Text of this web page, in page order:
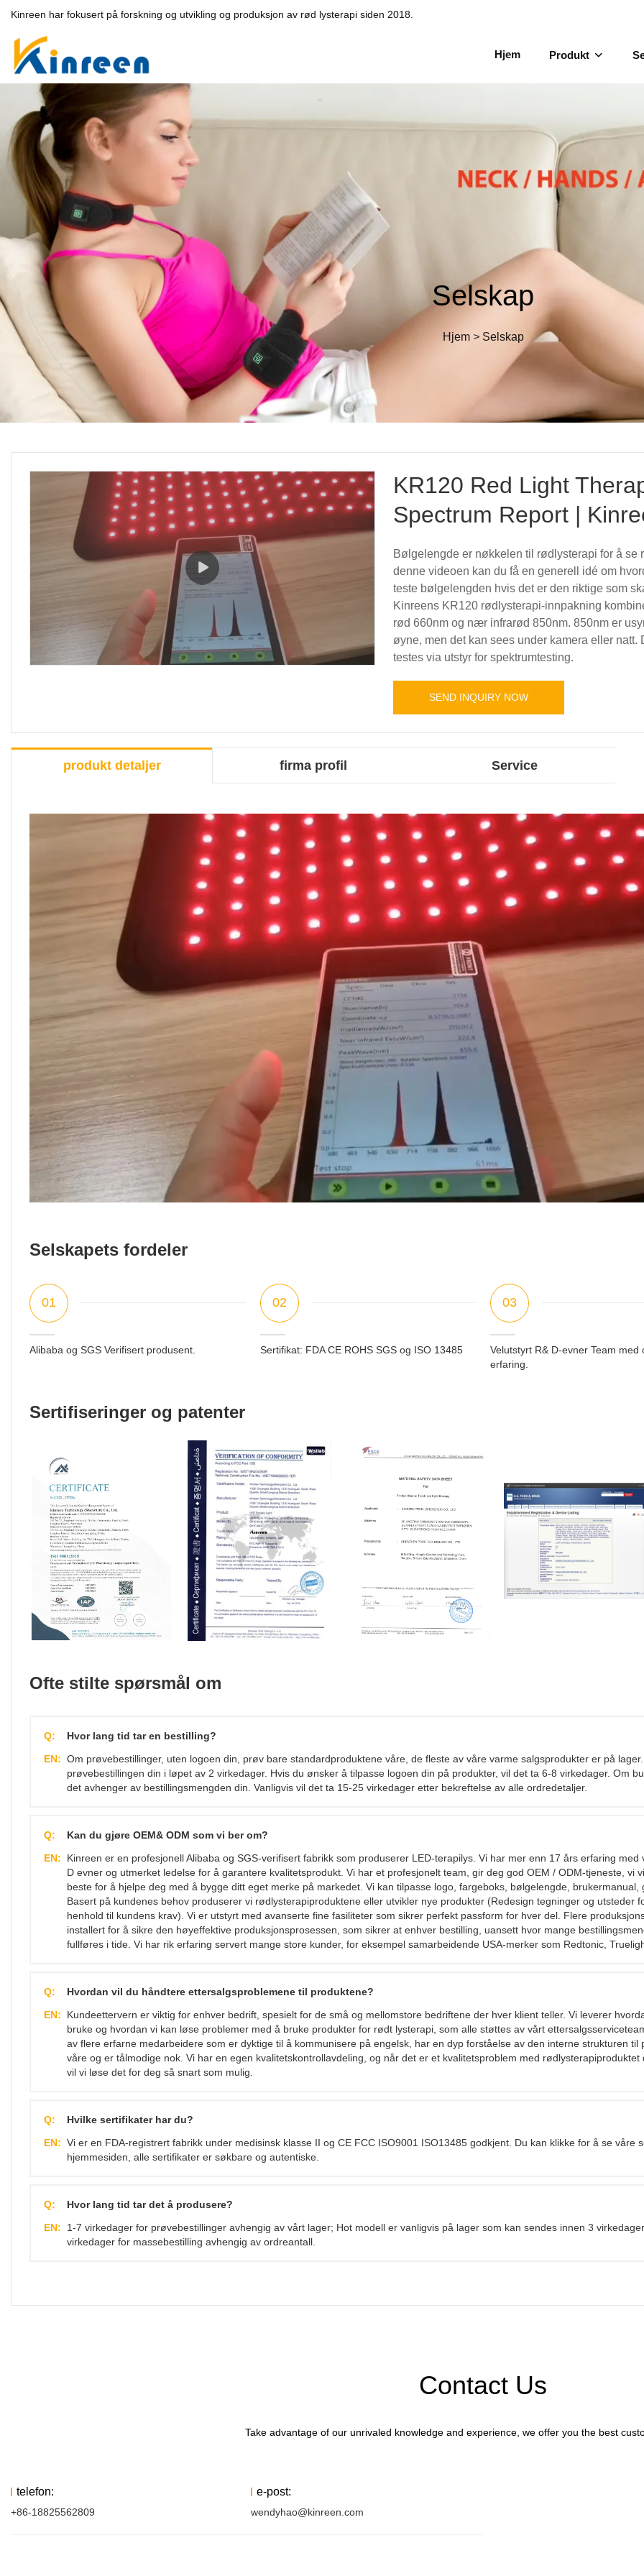
Kinreen har fokusert på forskning og utvikling og produksjon av rød lysterapi siden 2018.
Hjem Produkt
Selskap
Hjem > Selskap
KR120 Red Light
Spectrum Report |
Bølgelengde er nøkkelen til rødlysterapi for å se
denne videoen kan du få en generell idé om
teste bølgelengden hvis det er den riktige som
Kinreens KR120 rødlysterapi-innpakning
rød 660nm og nær infrarød 850nm. 850nm er
øyne, men det kan sees under kamera eller natt.
testes via utstyr for spektrumtesting.
SEND INQUIRY NOW
produkt detaljer firma profil Service
Selskapets fordeler
01
Alibaba og SGS Verifisert produsent.
02
Sertifikat: FDA CE ROHS SGS og ISO 13485
03
Velutstyrt R& D-evner Team med
erfaring.
Sertifiseringer og patenter
Ofte stilte spørsmål om
Q:
Hvor lang tid tar en bestilling?
EN: Om prøvebestillinger, uten logoen din, prøv bare standardproduktene våre, de fleste av våre varme salgsprodukter er på
prøvebestillingen din i løpet av 2 virkedager. Hvis du ønsker å tilpasse logoen din på produkter, vil det ta 6-8 virkedager. Om
det avhenger av bestillingsmengden din. Vanligvis vil det ta 15-25 virkedager etter bekreftelse av alle ordredetaljer.
Q:
Kan du gjøre OEM& ODM som vi ber om?
EN:
Kinreen er en profesjonell Alibaba og SGS-verifisert fabrikk som produserer LED-terapilys. Vi har mer enn 17 års erfaring med
D evner og utmerket ledelse for å garantere kvalitetsprodukt. Vi har et profesjonelt team, gir deg god OEM / ODM-tjeneste, vi
beste for å hjelpe deg med å bygge ditt eget merke på markedet. Vi kan tilpasse logo, fargeboks, bølgelengde, brukermanual,
Basert på kundenes behov produserer vi rødlysterapiproduktene eller utvikler nye produkter (Redesign tegninger og utsteder
henhold til kundens krav). Vi er utstyrt med avanserte fine fasiliteter som sikrer perfekt passform for hver del. Flere
installert for å sikre den høyeffektive produksjonsprosessen, som sikrer at enhver bestilling, uansett hvor mange
fullføres i tide. Vi har rik erfaring servert mange store kunder, for eksempel samarbeidende USA-merker som Redtonic,
Q:
Hvordan vil du håndtere ettersalgsproblemene til produktene?
EN:
Kundeettervern er viktig for enhver bedrift, spesielt for de små og mellomstore bedriftene der hver klient teller. Vi leverer
bruke og hvordan vi kan løse problemer med å bruke produkter for rødt lysterapi, som alle støttes av vårt
av flere erfarne medarbeidere som er dyktige til å kommunisere på engelsk, har en dyp forståelse av den interne strukturen til
våre og er tålmodige nok. Vi har en egen kvalitetskontrollavdeling, og når det er et kvalitetsproblem med rødlysterapiproduktet
vil vi løse det for deg så snart som mulig.
Q:
Hvilke sertifikater har du?
EN: Vi er en FDA-registrert fabrikk under medisinsk klasse II og CE FCC ISO9001 ISO13485 godkjent. Du kan klikke for å se våre
hjemmesiden, alle sertifikater er søkbare og autentiske.
Q:
Hvor lang tid tar det å produsere?
EN:
1-7 virkedager for prøvebestillinger avhengig av vårt lager; Hot modell er vanligvis på lager som kan sendes innen 3
virkedager for massebestilling avhengig av ordreantall.
Contact Us
Take advantage of our unrivaled knowledge and experience, we offer you the best
telefon:
+86-18825562809
e-post:
wendyhao@kinreen.com